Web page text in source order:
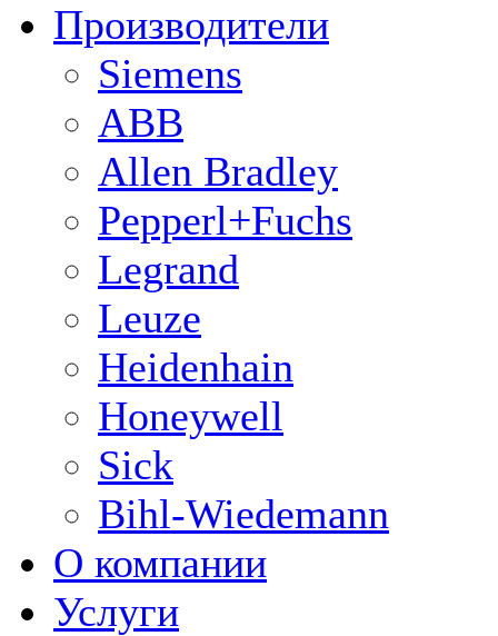
Производители
Siemens
ABB
Allen Bradley
Pepperl+Fuchs
Legrand
Leuze
Heidenhain
Honeywell
Sick
Bihl-Wiedemann
О компании
Услуги